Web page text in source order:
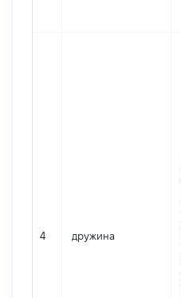
4 дружина